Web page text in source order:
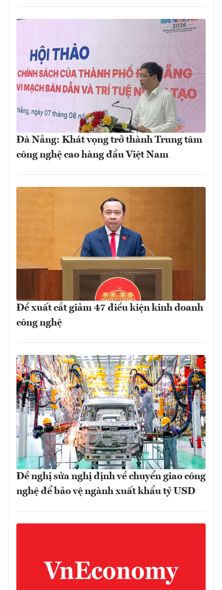
Đà Nẵng: Khát vọng trở thành Trung tâm
công nghệ cao hàng đầu Việt Nam
Đề xuất cắt giảm 47 điều kiện kinh doanh
công nghệ
Đề nghị sửa nghị định về chuyển giao công
nghệ để bảo vệ ngành xuất khẩu tỷ USD